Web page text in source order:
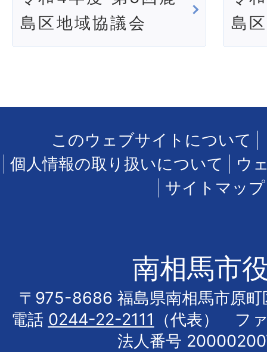
島区地域協議会
島
このウェブサイトについて
個人情報の取り扱いについて
ウ
サイトマップ
南相馬市
〒975-8686 福島県南相馬市原町
電話 0244-22-2111
（代表） フ
法人番号